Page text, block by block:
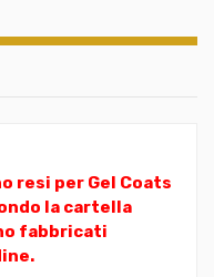
resi per Gel Coats
la cartella
fabbricati